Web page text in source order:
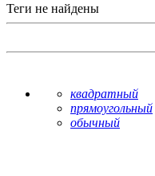
Теги не найдены
квадратный
прямоугольный
обычный